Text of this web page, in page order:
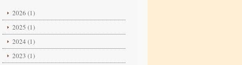
2026 (1)
2025 (1)
2024 (1)
2023 (1)